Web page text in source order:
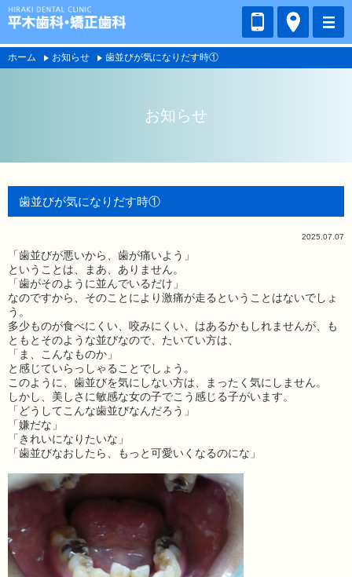
ホーム お知らせ 歯並びが気になりだす時①
お知らせ
歯並びが気になりだす時①
2025.07.07
「歯並びが悪いから、歯が痛いよう」
ということは、まあ、ありません。
「歯がそのように並んでいるだけ」
なのですから、そのことにより激痛が走るということはないでしょ
う。
多少ものが食べにくい、咬みにくい、はあるかもしれませんが、も
ともとそのような並びなので、たいてい方は、
「ま、こんなものか」
と感じていらっしゃることでしょう。
このように、歯並びを気にしない方は、まったく気にしません。
しかし、美しさに敏感な女の子でこう感じる子がいます。
「どうしてこんな歯並びなんだろう」
「嫌だな」
「きれいになりたいな」
「歯並びなおしたら、もっと可愛いくなるのにな」